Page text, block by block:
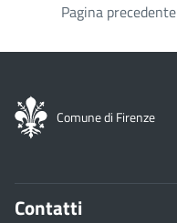
Paginazione
Pagina precedente
Comune di Firenze
Contatti